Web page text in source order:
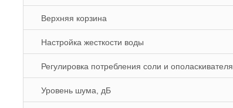
Верхняя корзина
Настройка жесткости воды
Регулировка потребления соли и ополаскивателя
Уровень шума, дБ